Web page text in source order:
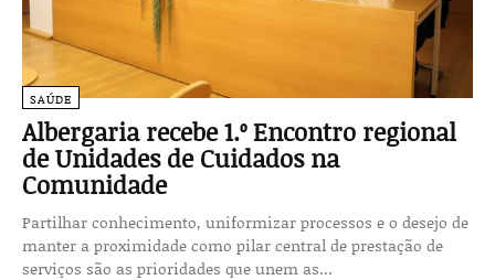
SAÚDE
Albergaria recebe 1.º Encontro regional
de Unidades de Cuidados na
Comunidade
Partilhar conhecimento, uniformizar processos e o desejo de
manter a proximidade como pilar central de prestação de
serviços são as prioridades que unem as...